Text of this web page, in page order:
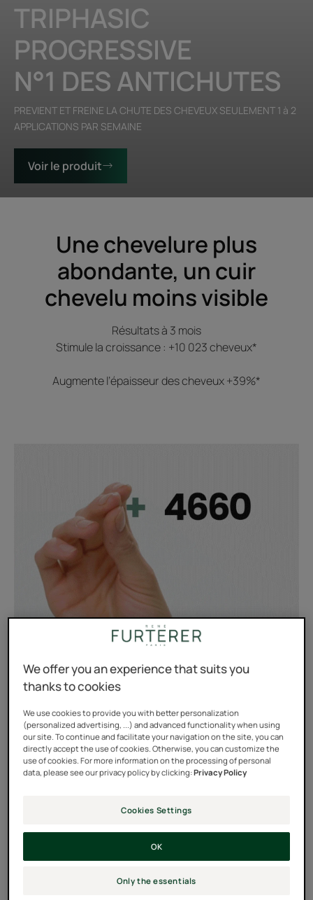
TRIPHASIC
PROGRESSIVE
N°1 DES ANTICHUTES
PREVIENT ET FREINE LA CHUTE DES CHEVEUX SEULEMENT 1 à 2
APPLICATIONS PAR SEMAINE
Voir le produit
Une chevelure plus
abondante, un cuir
chevelu moins visible
Résultats à 3 mois
Stimule la croissance : +10 023 cheveux*
Augmente l’épaisseur des cheveux +39%*
We offer you an experience that suits you
thanks to cookies
We use cookies to provide you with better personalization
(personalized advertising, ...) and advanced functionality when using
our site. To continue and facilitate your navigation on the site, you can
directly accept the use of cookies. Otherwise, you can customize the
use of cookies. For more information on the processing of personal
data, please see our privacy policy by clicking:Privacy Policy
Cookies Settings
Only the essentials
OK